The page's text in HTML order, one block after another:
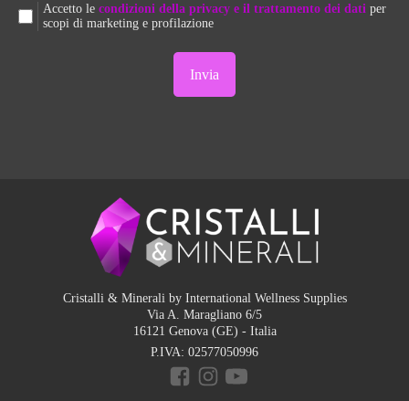
Accetto le condizioni della privacy e il trattamento dei dati per
scopi di marketing e profilazione
Cristalli & Minerali by International Wellness Supplies
Via A. Maragliano 6/5
16121 Genova (GE) - Italia
P.IVA: 02577050996